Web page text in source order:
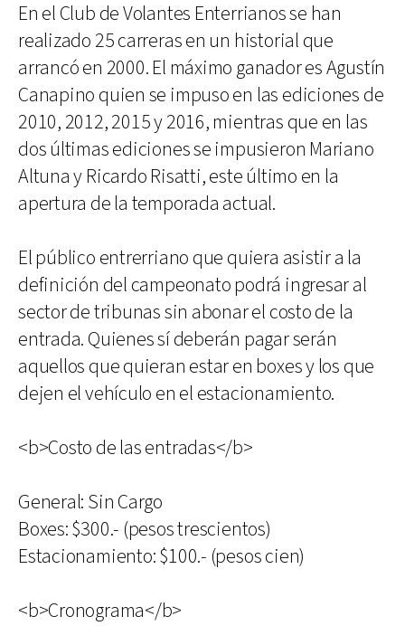
En el Club de Volantes Enterrianos se han
realizado 25 carreras en un historial que
arrancó en 2000. El máximo ganador es Agustín
Canapino quien se impuso en las ediciones de
2010, 2012, 2015 y 2016, mientras que en las
dos últimas ediciones se impusieron Mariano
Altuna y Ricardo Risatti, este último en la
apertura de la temporada actual.
El público entrerriano que quiera asistir a la
definición del campeonato podrá ingresar al
sector de tribunas sin abonar el costo de la
entrada. Quienes sí deberán pagar serán
aquellos que quieran estar en boxes y los que
dejen el vehículo en el estacionamiento.
<b>Costo de las entradas</b>
General: Sin Cargo
Boxes: $300.- (pesos trescientos)
Estacionamiento: $100.- (pesos cien)
<b>Cronograma</b>